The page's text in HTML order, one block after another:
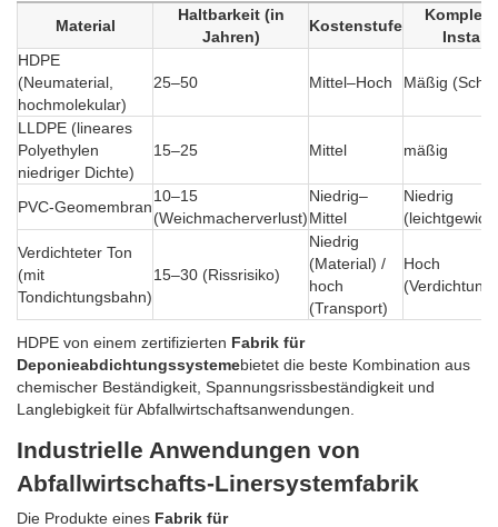
Material
Haltbarkeit (in
Jahren)
Kostenstufe
HDPE
(Neumaterial,
hochmolekular)
25–50 Mittel–Hoch Mäßig
LLDPE (lineares
Polyethylen
niedriger Dichte)
15–25 Mittel mäßig
PVC-Geomembran
10–15
(Weichmacherverlust)
Niedrig–
Mittel
Niedrig
Verdichteter Ton
(mit
Tondichtungsbahn)
15–30 (Rissrisiko)
Niedrig
(Material) /
hoch
(Transport)
Hoch
HDPE von einem zertifizierten Fabrik für
Deponieabdichtungssystemebietet die beste Kombination aus
chemischer Beständigkeit, Spannungsrissbeständigkeit und
Langlebigkeit für Abfallwirtschaftsanwendungen.
Industrielle Anwendungen von
Abfallwirtschafts-Linersystemfabrik
Die Produkte eines Fabrik für